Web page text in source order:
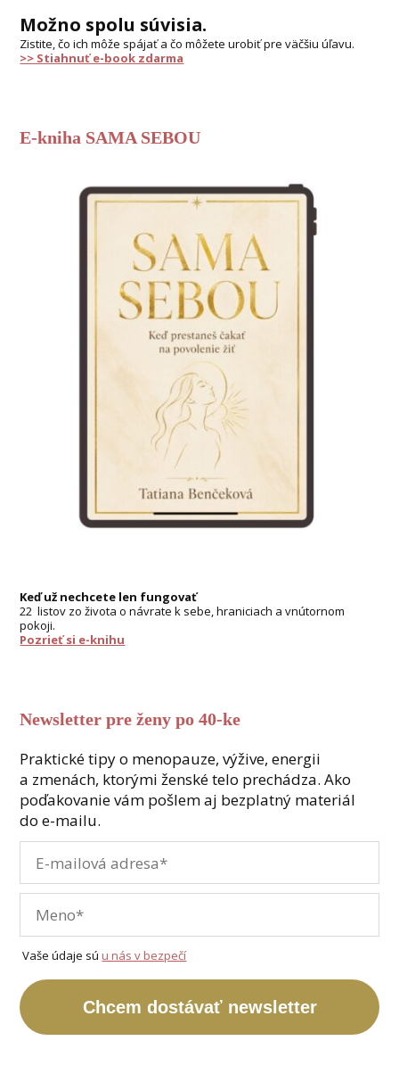
Možno spolu súvisia.
Zistite, čo ich môže spájať a čo môžete urobiť pre väčšiu úľavu.
>> Stiahnuť e-book zdarma
E-kniha SAMA SEBOU
Keď už nechcete len fungovať
22 listov zo života o návrate k sebe, hraniciach a vnútornom
pokoji.
Pozrieť si e-knihu
Newsletter pre ženy po 40-ke
Praktické tipy o menopauze, výžive, energii
a zmenách, ktorými ženské telo prechádza. Ako
poďakovanie vám pošlem aj bezplatný materiál
do e-mailu.
Vaše údaje súu nás v bezpečí
Chcem dostávať newsletter